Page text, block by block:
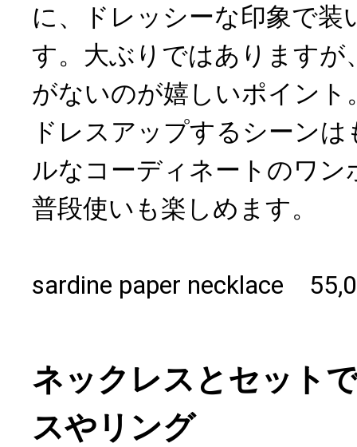
に、ドレッシーな印象で装
す。大ぶりではありますが
がないのが嬉しいポイント
ドレスアップするシーン
ルなコーディネートのワ
普段使いも楽しめます。
sardine paper necklace
ネックレスとセット
スやリング